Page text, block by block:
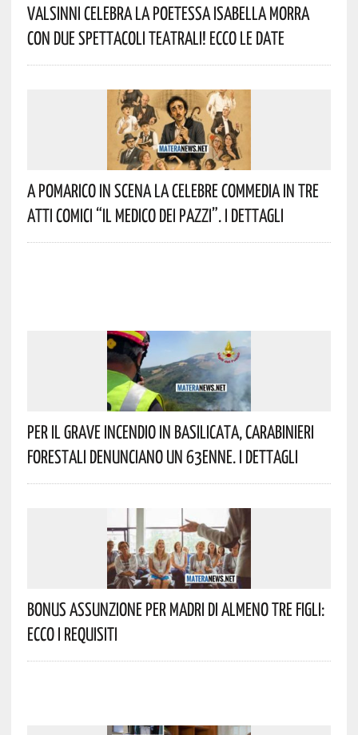
Valsinni Celebra La Poetessa Isabella Morra
Con Due Spettacoli Teatrali! Ecco Le Date
A Pomarico In Scena La Celebre Commedia In Tre
Atti Comici “Il Medico Dei Pazzi”. I Dettagli
Per Il Grave Incendio In Basilicata, Carabinieri
Forestali Denunciano Un 63enne. I Dettagli
Bonus Assunzione Per Madri Di Almeno Tre Figli:
Ecco I Requisiti